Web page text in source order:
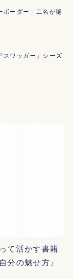
ボーダー」二名が誕
スワッガー』シーズ
て活かす書籍
分の魅せ方』